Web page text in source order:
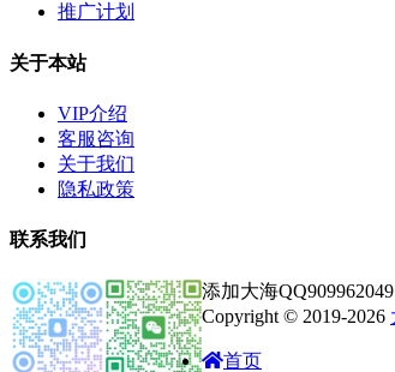
推广计划
关于本站
VIP介绍
客服咨询
关于我们
隐私政策
联系我们
添加大海
Copyright © 2019-2026
首页